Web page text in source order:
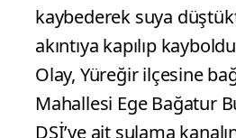
Adana’da arkadaşıyla